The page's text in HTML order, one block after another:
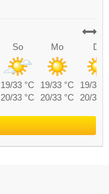
So Mo Di
19/33 °C 19/33 °C
19/31
20/33 °C 20/33 °C 20/31